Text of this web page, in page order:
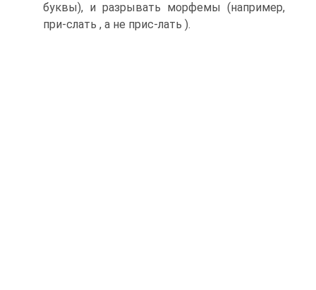
буквы), и разрывать морфемы (например,
при-слать , а не прис-лать ).